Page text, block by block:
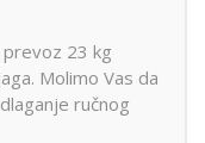
prevoz 23 kg
Molimo Vas da
ručnog